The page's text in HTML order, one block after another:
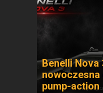
Benelli Nova
pump-action